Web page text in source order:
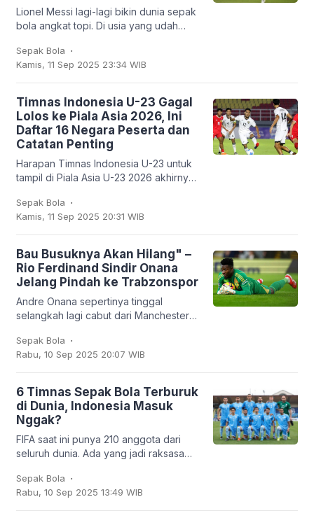
Lionel Messi lagi-lagi bikin dunia sepak
bola angkat topi. Di usia yang udah
mencatatkan sejarah baru: untuk
pertama
Sepak Bola .
Kamis, 11 Sep 2025 23:34 WIB
Timnas Indonesia U-23 Gagal
Lolos ke Piala Asia 2026, Ini
Daftar 16 Negara Peserta dan
Catatan Penting
Harapan Timnas Indonesia U-23 untuk
tampil di Piala Asia U-23 2026 akhirnya
mampu finis sebagai runner-up Grup J
dengan empat
Sepak Bola .
Kamis, 11 Sep 2025 20:31 WIB
Bau Busuknya Akan Hilang" –
Rio Ferdinand Sindir Onana
Jelang Pindah ke Trabzonspor
Andre Onana sepertinya tinggal
selangkah lagi cabut dari Manchester
dipinjamkan ke klub Turki,
Trabzonspor. Dan
Sepak Bola .
Rabu, 10 Sep 2025 20:07 WIB
6 Timnas Sepak Bola Terburuk
di Dunia, Indonesia Masuk
Nggak?
FIFA saat ini punya 210 anggota dari
seluruh dunia. Ada yang jadi raksasa
Argentina, hingga Prancis, tapi ada juga
tim
Sepak Bola .
Rabu, 10 Sep 2025 13:49 WIB